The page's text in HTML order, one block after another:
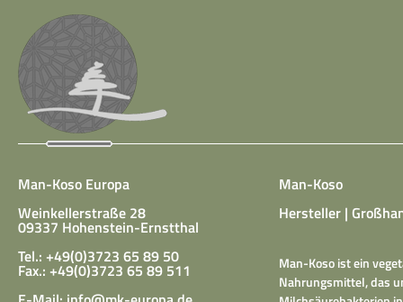
Man-Koso Europa
Weinkellerstraße 28
09337 Hohenstein-Ernstthal
Tel.: +49(0)3723 65 89 50
Fax.: +49(0)3723 65 89 511
Man-Koso
Hersteller |
Man-Koso ist ein
Nahrungsmittel, das